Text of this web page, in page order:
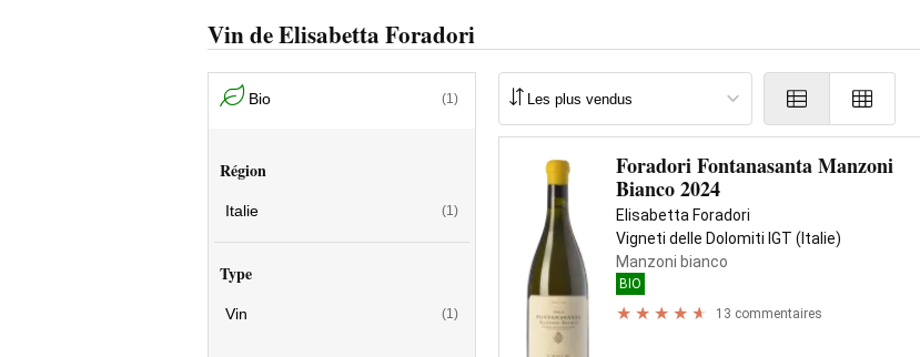
Vin de Elisabetta Foradori
Bio (1)
Région
Italie (1)
Type
Vin (1)
Foradori Fontanasanta Manzoni
Bianco 2024
Elisabetta Foradori
Vigneti delle Dolomiti IGT (Italie)
Manzoni bianco
BIO
13 commentaires